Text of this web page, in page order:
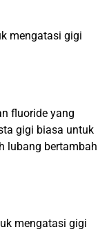
mengatasi gigi
fluoride yang
gigi biasa untuk
lubang bertambah
mengatasi gigi